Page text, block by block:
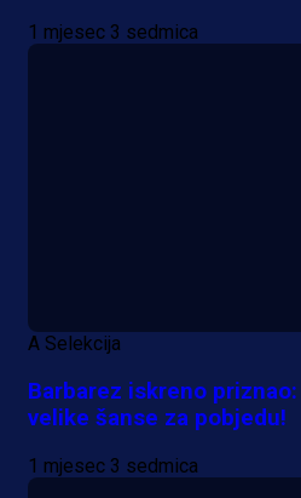
1 mjesec 3 sedmica
A Selekcija
Barbarez iskreno
velike šanse za pobjedu!
1 mjesec 3 sedmica